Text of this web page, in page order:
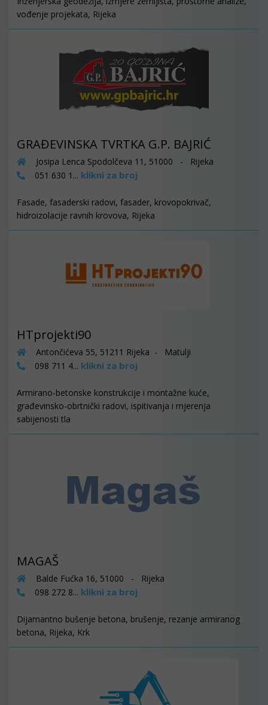
vođenje projekata, Rijeka
GRAĐEVINSKA TVRTKA G.P. BAJRIĆ
Josipa Lenca Spodolčeva 11, 51000 - Rijeka
051 630 1... klikni za broj
Fasade, fasaderski radovi, fasader, krovopokrivač,
hidroizolacije ravnih krovova, Rijeka
HTprojekti90
Antončićeva 55, 51211 Rijeka - Matulji
098 711 4... klikni za broj
Armirano-betonske konstrukcije i montažne kuće,
građevinsko-obrtnički radovi, ispitivanja i mjerenja
sabijenosti tla
MAGAŠ
Balde Fućka 16, 51000 - Rijeka
098 272 8... klikni za broj
Dijamantno bušenje betona, brušenje, rezanje armiranog
betona, Rijeka, Krk